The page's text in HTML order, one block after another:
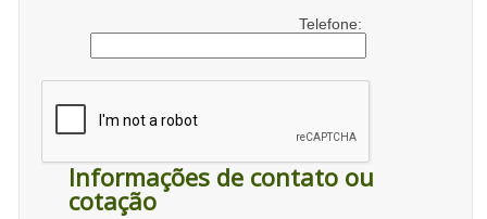
Telefone:
Informações de contato ou
cotação